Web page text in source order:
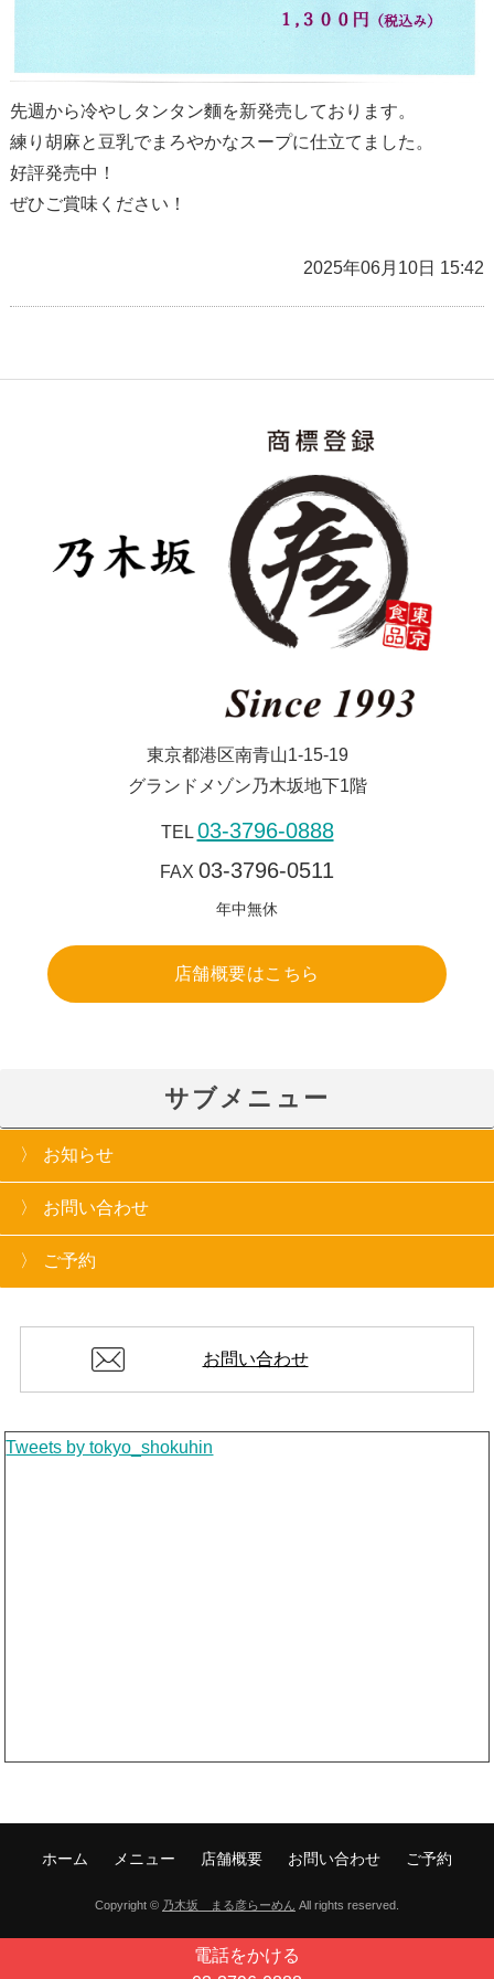
先週から冷やしタンタン麵を新発売しております。
練り胡麻と豆乳でまろやかなスープに仕立てました。
好評発売中！
ぜひご賞味ください！
2025年06月10日 15:42
東京都港区南青山1-15-19
グランドメゾン乃木坂地下1階
TEL 03-3796-0888
FAX 03-3796-0511
年中無休
店舗概要はこちら
電話をかける
サブメニュー
お知らせ
お問い合わせ
ご予約
お問い合わせ
Tweets by tokyo_shokuhin
ホーム メニュー 店舗概要 お問い合わせ ご予約
Copyright © 乃木坂 まる彦らーめん All rights reserved.